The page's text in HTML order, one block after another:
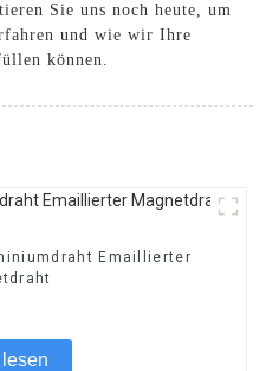
Sie uns noch heute, um
und wie wir Ihre
können.
Emaillierter